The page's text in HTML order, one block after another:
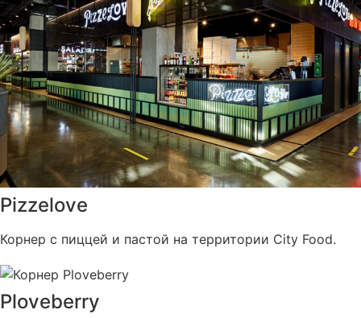
Pizzelove
Корнер с пиццей и пастой на территории City Food.
Ploveberry